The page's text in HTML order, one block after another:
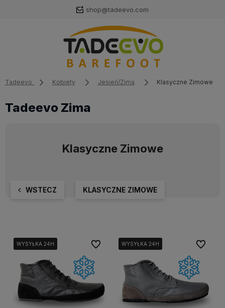
shop@tadeevo.com
Tadeevo Kobiety Jesień/Zima Klasyczne Zimowe
Tadeevo Zima
Klasyczne Zimowe
WSTECZ KLASYCZNE ZIMOWE
WYSYŁKA 24H
WYSYŁKA 24H
WYSYŁKA 24H Do ulubionychWYSYŁKA 24H
WYSYŁKA 24H
WYSYŁKA 24H Do